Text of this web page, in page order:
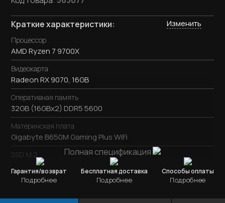
Краткие характеристики: Изменить
Процессор
AMD Ryzen 7 9700X
Видеокарта
Radeon RX 9070, 16GB
Оперативная память
32GB (16GBx2) DDR5 5600
Материнская плата
Gigabyte B650M Gaming Plus WiFi
SSD M.2
SSD M.2 1TB / Kingston NV3
Охлаждение процессора
Полная спецификация
Гарантия/возврат
Подробнее
Бесплатная доставка
Подробнее
Способы оплаты
Подробнее